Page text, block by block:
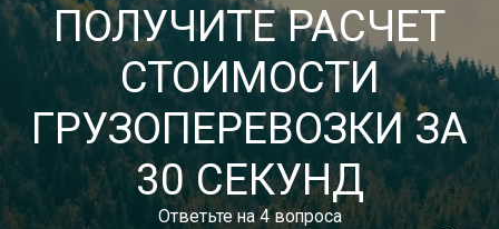
8 (800) 533-86-05
Звонок по России бесплатный
autotransport24@yandex.ru
Тарифы
Отзывы
Статьи
Новости
ПОЛУЧИТЕ РАСЧЕТ
СТОИМОСТИ
ГРУЗОПЕРЕВОЗКИ ЗА
30 СЕКУНД
Ответьте на 4 вопроса